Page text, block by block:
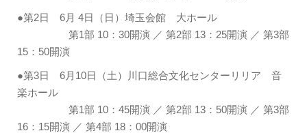
●第2日 6月 4日（日）埼玉会館 大ホール
第1部 10：30開演 ／ 第2部 13：25開演 ／ 第3部
15：50開演
●第3日 6月10日（土）川口総合文化センターリリア 音
楽ホール
第1部 10：45開演 ／ 第2部 13：50開演 ／ 第3部
16：15開演 ／ 第4部 18：00開演